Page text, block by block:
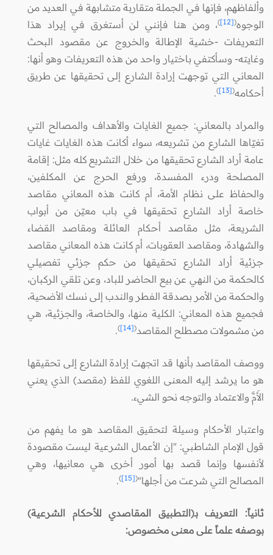
وألفاظهم، فإنها في الجملة متقاربة متشابهة في العديد من
الوجوه(
[12]
)، ومن هنا فإنني لن أستغرق في إيراد هذا
التعريفات -خشية الإطالة والخروج عن مقصود البحث
وغايته- وسأكتفي باختيار واحد من هذه التعريفات وهو أنها:
المعاني التي توجهت إرادة الشارع إلى تحقيقها عن طريق
أحكامه(
[13]
)
.
والمراد بالمعاني: جميع الغايات والأهداف والمصالح التي
تغيّاها الشارع من تشريعه، سواء أكانت هذه الغايات غايات
عامة أراد الشارع تحقيقها من خلال التشريع كله مثل: إقامة
المصلحة ودرء المفسدة، ورفع الحرج عن المكلفين،
والحفاظ على نظام الأمة، أم كانت هذه المعاني مقاصد
خاصة أراد الشارع تحقيقها في باب معيّن من أبواب
الشريعة، مثل مقاصد أحكام العائلة ومقاصد القضاء
والشهادة، ومقاصد العقوبات، أم كانت هذه المعاني مقاصد
جزئية أراد الشارع تحقيقها من حكم جزئي تفصيلي
كالحكمة من النهي عن بيع الحاضر للباد، وعن تلقي الركبان،
والحكمة من الأمر بصدقة الفطر والندب إلى نسك الأضحية،
فجميع هذه المعاني: الكلية منها، والخاصة، والجزئية، هي
من مشمولات مصطلح المقاصد(
[14]
)
.
ووصف المقاصد بأنها قد اتجهت إرادة الشارع إلى تحقيقها
هو ما يرشد إليه المعنى اللغوي للفظ (مقصد) الذي يعني
الأَمَّ والاعتماد والتوجه نحو الشيء.
واعتبار الأحكام وسيلة لتحقيق المقاصد هو ما يفهم من
قول الإمام الشاطبي: "إن الأعمال الشرعية ليست مقصودة
لأنفسها وإنما قصد بها أمور أخرى هي معانيها، وهي
المصالح التي شرعت من أجلها"(
[15]
)
.
ثانياً: التعريف بـ(التطبيق المقاصدي للأحكام الشرعية)
بوصفه علماً على معنى مخصوص: